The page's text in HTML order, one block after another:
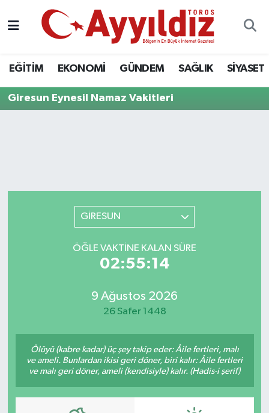
EĞİTİM EKONOMİ GÜNDEM SAĞLIK SİYASET
Giresun Eynesil Namaz Vakitleri
GİRESUN
ÖĞLE VAKTINE KALAN SÜRE
02:55:14
9 Ağustos 2026
26 Safer 1448
Ölüyü (kabre kadar) üç şey takip eder: Âile fertleri, malı
ve ameli. Bunlardan ikisi geri döner, biri kalır: Âile fertleri
ve malı geri döner, ameli (kendisiyle) kalır. (Hadis-i şerif)